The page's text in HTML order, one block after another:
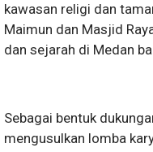
kawasan religi dan
Maimun dan Masjid
dan sejarah di Medan
Sebagai bentuk
mengusulkan lomba